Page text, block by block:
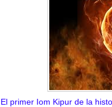
El primer Iom Kipur de la